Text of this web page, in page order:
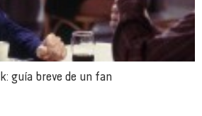
guía breve de un fan